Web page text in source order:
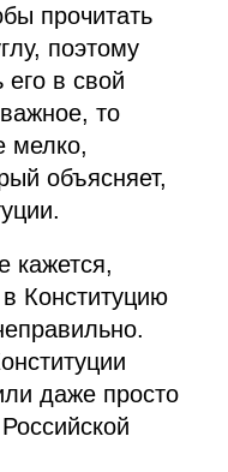
прочитать
поэтому
его в свой
то
мелко,
объясняет,
кажется,
Конституцию
даже просто